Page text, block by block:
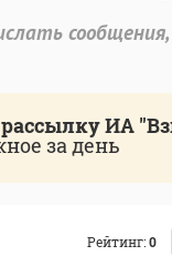
ИА
за день
Рейтинг:0